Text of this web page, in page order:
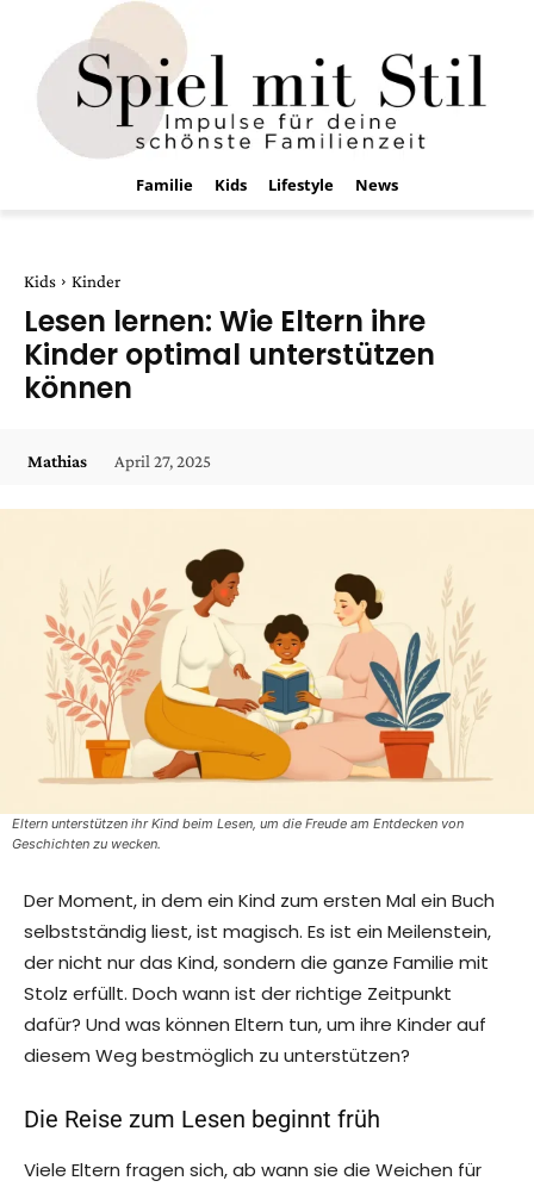
Familie Kids Lifestyle News
Kids Kinder
Lesen lernen: Wie Eltern ihre
Kinder optimal unterstützen
können
Mathias April 27, 2025
Eltern unterstützen ihr Kind beim Lesen, um die Freude am Entdecken von
Geschichten zu wecken.
Der Moment, in dem ein Kind zum ersten Mal ein Buch
selbstständig liest, ist magisch. Es ist ein Meilenstein,
der nicht nur das Kind, sondern die ganze Familie mit
Stolz erfüllt. Doch wann ist der richtige Zeitpunkt
dafür? Und was können Eltern tun, um ihre Kinder auf
diesem Weg bestmöglich zu unterstützen?
Die Reise zum Lesen beginnt früh
Viele Eltern fragen sich, ab wann sie die Weichen für